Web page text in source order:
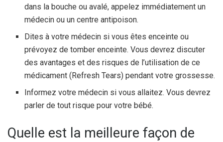
dans la bouche ou avalé, appelez immédiatement un
médecin ou un centre antipoison.
Dites à votre médecin si vous êtes enceinte ou
prévoyez de tomber enceinte. Vous devrez discuter
des avantages et des risques de l’utilisation de ce
médicament (Refresh Tears) pendant votre grossesse.
Informez votre médecin si vous allaitez. Vous devrez
parler de tout risque pour votre bébé.
Quelle est la meilleure façon de